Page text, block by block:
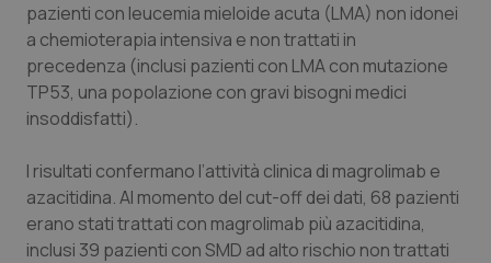
Friuli Venezia Giulia
Lazio
Lombardia
Marche
Dermatite Atopica
Diabete & glucometri
Disturbi dell’umore
Dolore
Donna & Salute
pazienti con leucemia mieloide acuta (LMA) non idonei
a chemioterapia intensiva e non trattati in
precedenza (inclusi pazienti con LMA con mutazione
TP53, una popolazione con gravi bisogni medici
insoddisfatti).
I risultati confermano l’attività clinica di magrolimab e
azacitidina. Al momento del cut-off dei dati, 68 pazienti
erano stati trattati con magrolimab più azacitidina,
inclusi 39 pazienti con SMD ad alto rischio non trattati